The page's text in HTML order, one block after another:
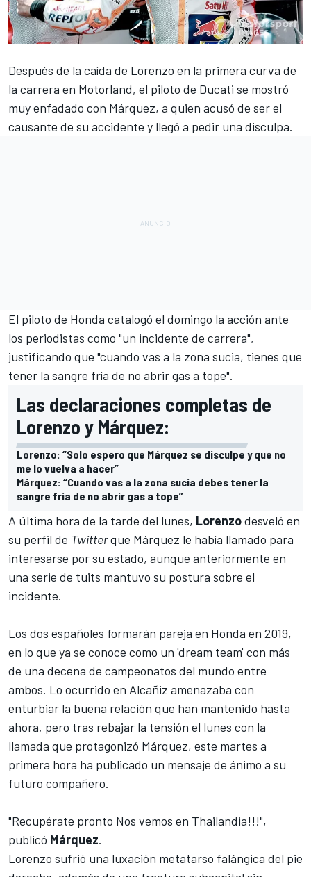
Después de la caída de Lorenzo en la primera curva de
la carrera en Motorland, el piloto de Ducati se mostró
muy enfadado con Márquez, a quien acusó de ser el
causante de su accidente y llegó a pedir una disculpa.
El piloto de Honda catalogó el domingo la acción ante
los periodistas como "un incidente de carrera",
justificando que "cuando vas a la zona sucia, tienes que
tener la sangre fría de no abrir gas a tope".
Las declaraciones completas de
Lorenzo y Márquez:
Lorenzo: “Solo espero que Márquez se disculpe y que no
me lo vuelva a hacer”
Márquez: “Cuando vas a la zona sucia debes tener la
sangre fría de no abrir gas a tope”
A última hora de la tarde del lunes, Lorenzodesveló en
su perfil de Twitterque Márquez le había llamado para
interesarse por su estado, aunque anteriormente en
una serie de tuits mantuvo su postura sobre el
incidente.
Los dos españoles formarán pareja en Honda en 2019,
en lo que ya se conoce como un 'dream team' con más
de una decena de campeonatos del mundo entre
ambos. Lo ocurrido en Alcañiz amenazaba con
enturbiar la buena relación que han mantenido hasta
ahora, pero tras rebajar la tensión el lunes con la
llamada que protagonizó Márquez, este martes a
primera hora ha publicado un mensaje de ánimo a su
futuro compañero.
"Recupérate pronto Nos vemos en Thailandia!!!",
publicó Márquez.
Lorenzo sufrió una luxación metatarso falángica del pie